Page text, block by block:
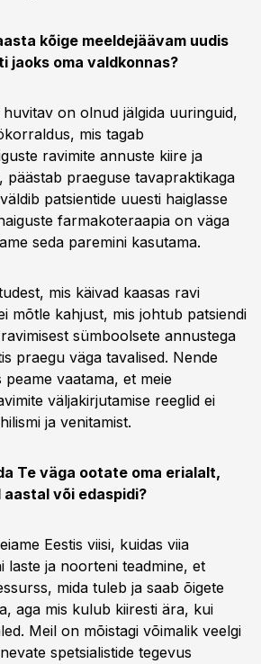
kõige meeldejäävam uudis
jaoks oma valdkonnas?
huvitav on olnud jälgida uuringuid,
mis tagab
ravimite annuste kiire ja
päästab praeguse tavapraktikaga
patsientide uuesti haiglasse
farmakoteraapia on väga
seda paremini kasutama.
mis käivad kaasas ravi
mõtle kahjust, mis johtub patsiendi
sümboolsete annustega
praegu väga tavalised. Nende
vaatama, et meie
väljakirjutamise reeglid ei
ja venitamist.
Te väga ootate oma erialalt,
aastal või edaspidi?
Eestis viisi, kuidas viia
laste ja noorteni teadmine, et
mida tuleb ja saab õigete
aga mis kulub kiiresti ära, kui
Meil on mõistagi võimalik veelgi
spetsialistide tegevus